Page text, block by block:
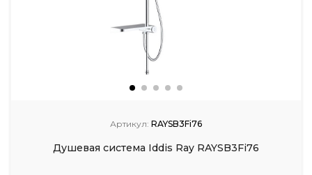
Артикул: RAYSB3Fi76
Душевая система Iddis Ray RAYSB3Fi76